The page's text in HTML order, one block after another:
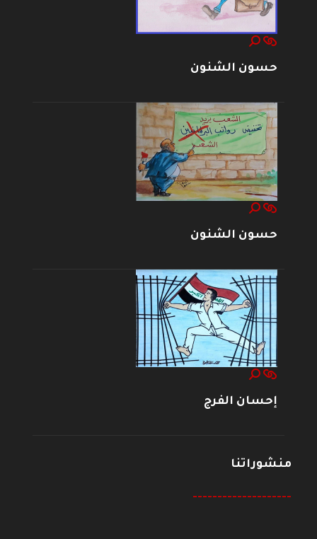
حسون الشنون
حسون الشنون
إحسان الفرج
منشوراتنا
--------------------